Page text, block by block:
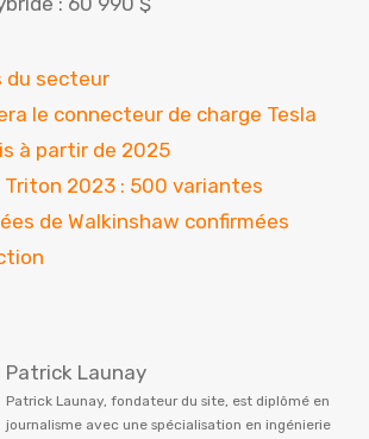
secteur
le connecteur de charge Tesla
à partir de 2025
Triton 2023 : 500 variantes
de Walkinshaw confirmées
Patrick Launay
Patrick Launay, fondateur du site, est diplômé en
journalisme avec une spécialisation en ingénierie